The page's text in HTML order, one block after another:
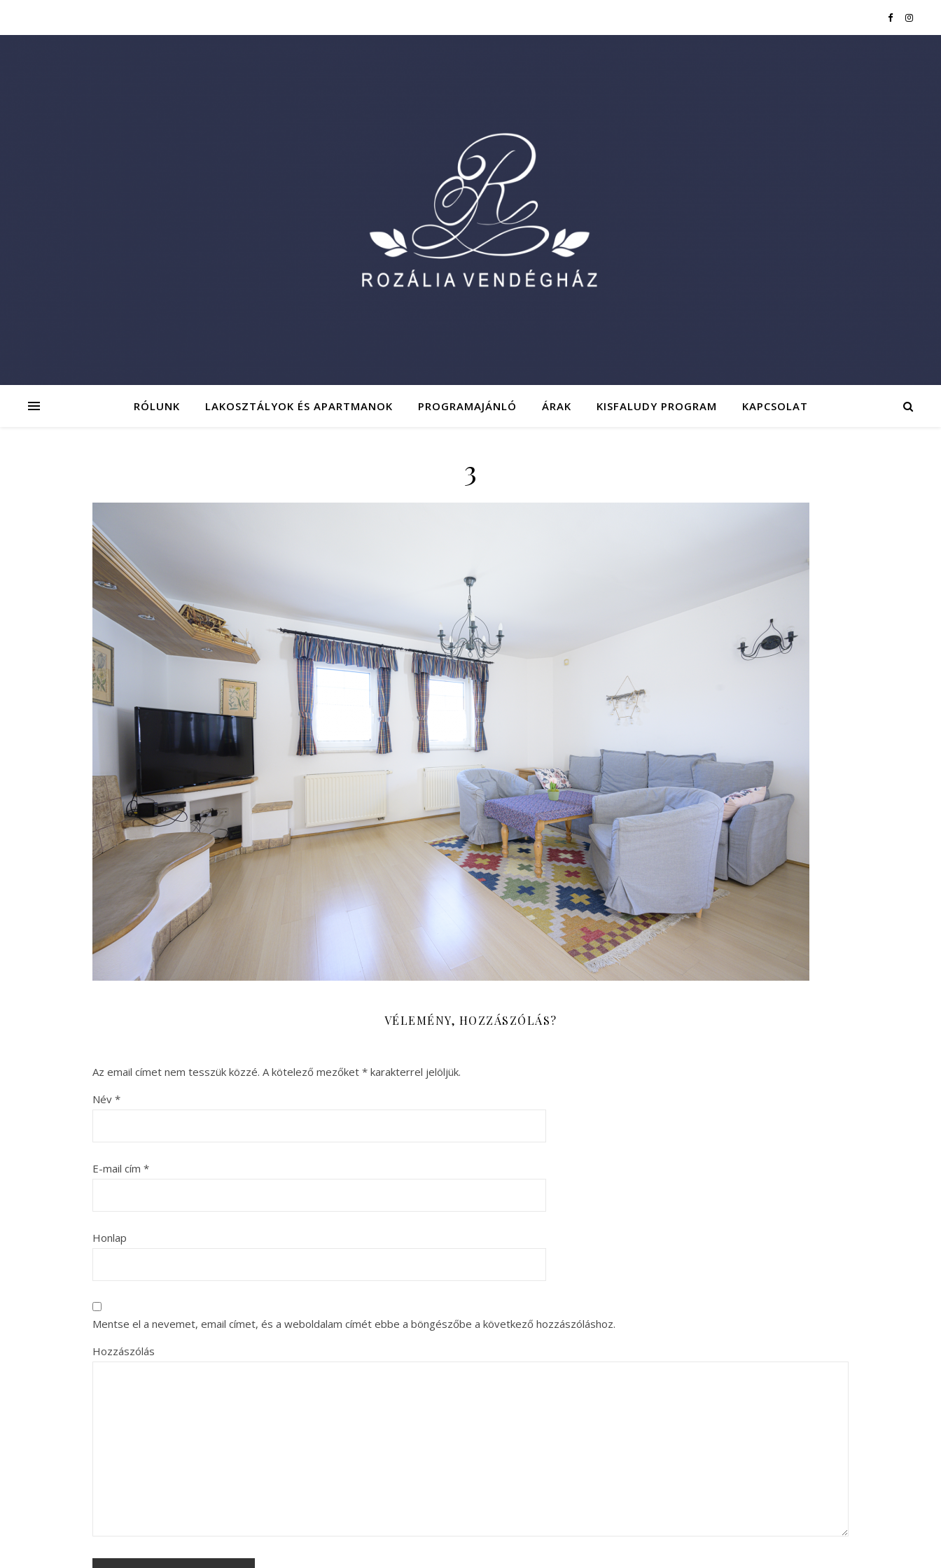
RÓLUNK LAKOSZTÁLYOK ÉS APARTMANOK PROGRAMAJÁNLÓ ÁRAK KISFALUDY PROGRAM KAPCSOLAT
3
VÉLEMÉNY, HOZZÁSZÓLÁS?
Az email címet nem tesszük közzé. A kötelező mezőket * karakterrel jelöljük.
Név *
E-mail cím *
Honlap
Mentse el a nevemet, email címet, és a weboldalam címét ebbe a böngészőbe a következő hozzászóláshoz.
Hozzászólás